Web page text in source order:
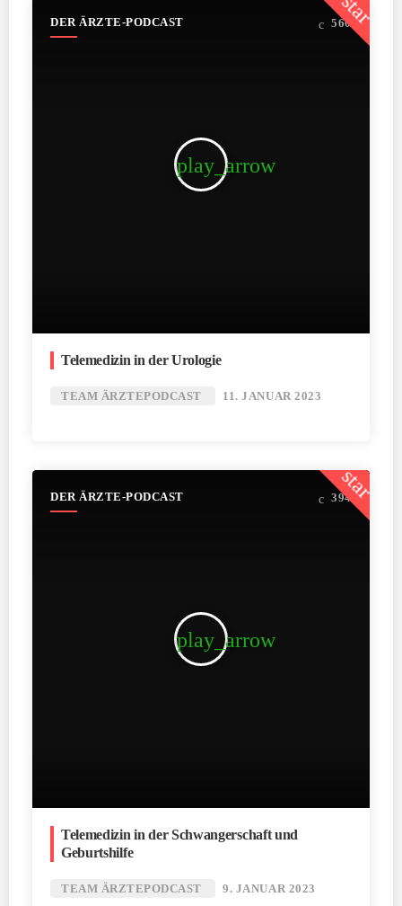
DER ÄRZTE-PODCAST
play_arrow
560
star
Telemedizin in der Urologie
TEAM ÄRZTEPODCAST 11. JANUAR 2023
DER ÄRZTE-PODCAST
play_arrow
394
star
Telemedizin in der Schwangerschaft und
Geburtshilfe
TEAM ÄRZTEPODCAST 9. JANUAR 2023